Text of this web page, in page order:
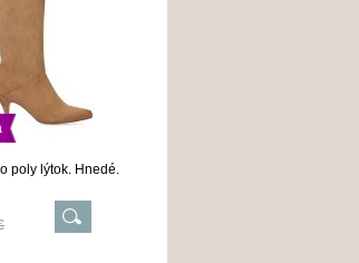
poly lýtok. Hnedé.